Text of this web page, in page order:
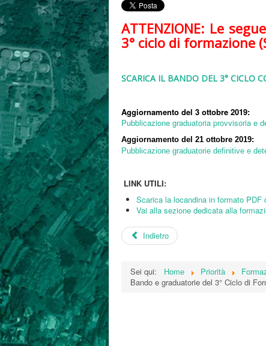
ATTENZIONE: Le
3° ciclo di formazione
SCARICA IL BANDO DEL 3° CICLO
Aggiornamento del 3 ottobre 2019:
Pubblicazione graduatoria provvisoria e
Aggiornamento del 21 ottobre 2019:
Pubblicazione graduatorie definitive e
LINK UTILI:
Scarica la locandina in formato PDF
Vai alla sezione dedicata alla
Indietro
Sei qui: Home Priorità
Bando e graduatorie del 3° Ciclo di